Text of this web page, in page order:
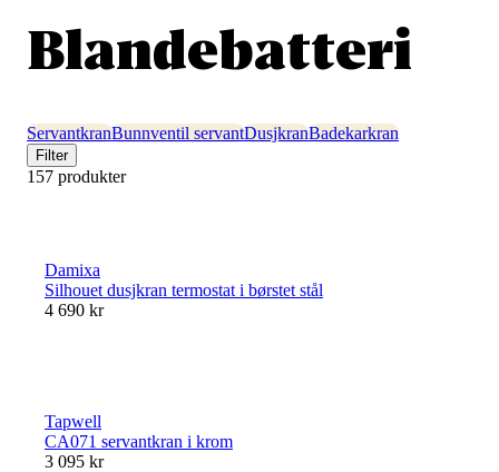
Blandebatteri
ServantkranBunnventil servantDusjkranBadekarkran
Filter
157 produkter
Damixa
Silhouet dusjkran termostat i børstet stål
4 690 kr
Tapwell
CA071 servantkran i krom
3 095 kr